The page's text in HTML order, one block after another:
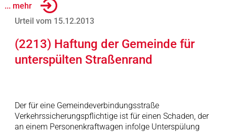
... mehr
Urteil vom 15.12.2013
(2213) Haftung der Gemeinde für
unterspülten Straßenrand
Der für eine Gemeindeverbindungsstraße
Verkehrssicherungspflichtige ist für einen Schaden, der
an einem Personenkraftwagen infolge Unterspülung